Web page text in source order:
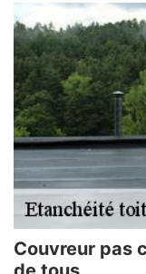
Couvreur pas